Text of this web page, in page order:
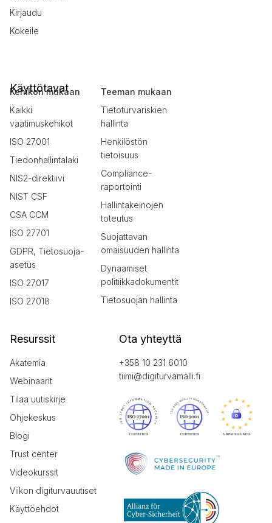
Kirjaudu
Kokeile
Käyttötavat
Kehikon mukaan
Kaikki
vaatimuskehikot
ISO 27001
Tiedonhallintalaki
NIS2-direktiivi
NIST CSF
CSA CCM
ISO 27701
GDPR, Tietosuoja-
asetus
ISO 27017
ISO 27018
Teeman mukaan
Tietoturvariskien
hallinta
Henkilöstön
tietoisuus
Compliance-
raportointi
Hallintakeinojen
toteutus
Suojattavan
omaisuuden hallinta
Dynaamiset
politiikkadokumentit
Tietosuojan hallinta
Resurssit
Akatemia
Webinaarit
Tilaa uutiskirje
Ohjekeskus
Blogi
Trust center
Videokurssit
Viikon digiturvauutiset
Käyttöehdot
Ota yhteyttä
+358 10 231 6010
tiimi@digiturvamalli.fi